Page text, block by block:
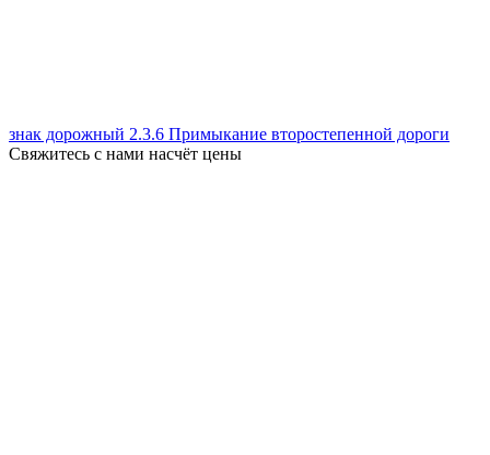
знак дорожный 2.3.6 Примыкание второстепенной дороги
Свяжитесь с нами насчёт цены